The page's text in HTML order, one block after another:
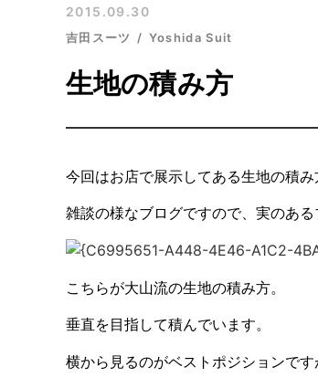
2015.09.30
吉田スーツ Yoshida Suit
生地の積み方
今回はお店で展示してある生地の積み
雑談の様なブログですので、実のあ
こちらが大山流の生地の積み方。
垂直を目指して積んでいます。
横から見るのがベストポジションで